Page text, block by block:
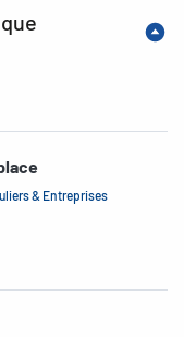
& Entreprises